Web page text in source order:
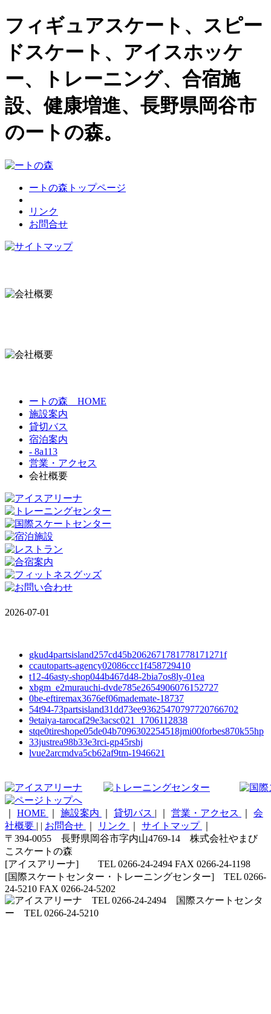
フィギュアスケート、スピー
ドスケート、アイスホッケ
ー、トレーニング、合宿施
設、健康増進、長野県岡谷市
のートの森。
ートの森トップページ
リンク
お問合せ
ートの森 HOME
施設案内
貸切バス
宿泊案内
- 8a113
営業・アクセス
会社概要
2026-07-01
gkud4partsisland257cd45b2062671781778171271f
ccautoparts-agency02086ccc1f458729410
t12-46asty-shop044b467d48-2bia7os8ly-01ea
xbgm_e2murauchi-dvde785e2654906076152727
0be-eftiremax3676ef06mademate-18737
54t94-73partsisland31dd73ee93625470797720766702
9etaiya-tarocaf29e3acsc021_1706112838
stqe0tireshope05de04b7096302254518jmi00forbes870k55hp
33justrea98b33e3rci-gp45rshj
lvue2arcmdva5cb62af9tm-1946621
HOME 施設案内 貸切バス | 営業・アクセス
会
社概要 | | お問合せ リンク サイトマップ
〒394-0055 長野県岡谷市字内山4769-14 株式会社やまび
こスケートの森
[アイスアリーナ] TEL 0266-24-2494 FAX 0266-24-1198
[国際スケートセンター・トレーニングセンター] TEL 0266-
24-5210 FAX 0266-24-5202